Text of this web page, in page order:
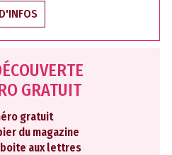
GRATUIT
gratuit
du magazine
aux lettres